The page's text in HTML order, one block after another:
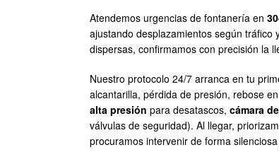
Atendemos urgencias de fontanería en
ajustando desplazamientos según tráfico
dispersas, confirmamos con precisión la
Nuestro protocolo 24/7 arranca en tu
alcantarilla, pérdida de presión, rebose
alta presión para desatascos, cámara
válvulas de seguridad). Al llegar,
procuramos intervenir de forma